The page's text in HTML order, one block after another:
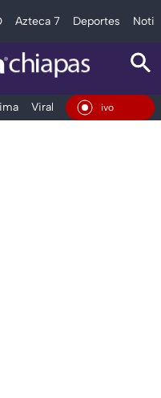
Azteca 7 Deportes
Viral y Tendencia
En Vivo